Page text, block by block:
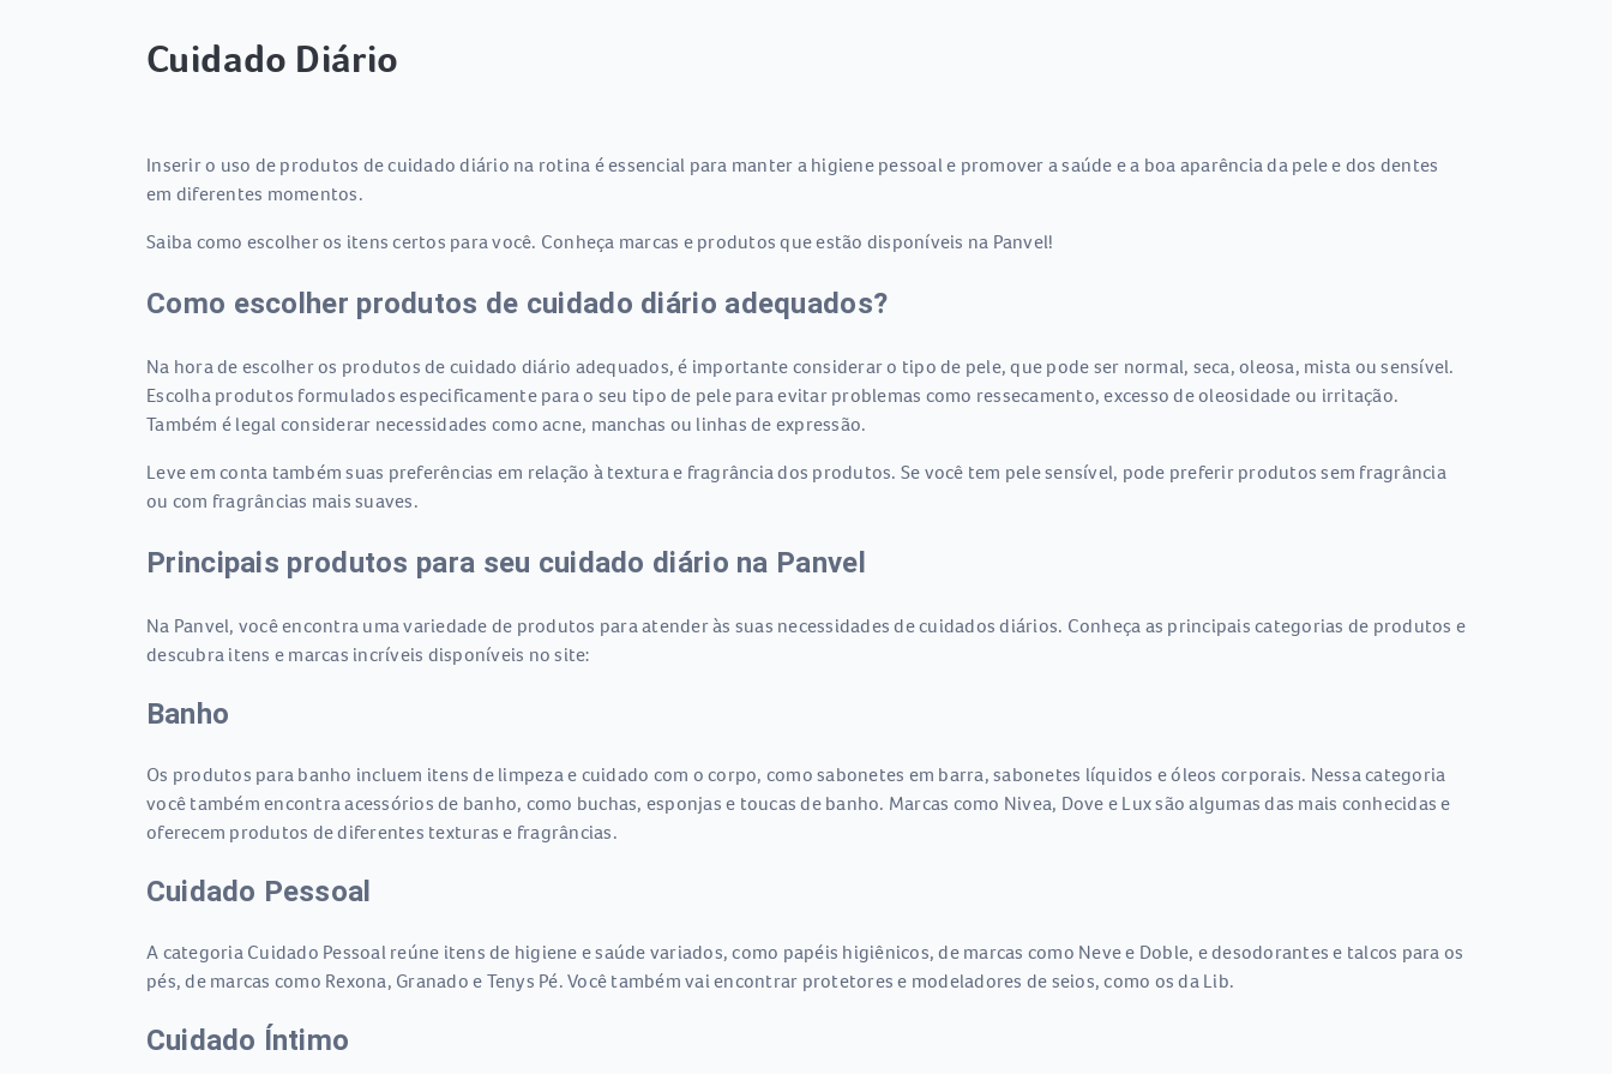
Cuidado Diário
Inserir o uso de produtos de cuidado diário na rotina é essencial para manter a higiene pessoal e promover a saúde e a boa aparência da pele e dos dentes
em diferentes momentos.
Saiba como escolher os itens certos para você. Conheça marcas e produtos que estão disponíveis na Panvel!
Como escolher produtos de cuidado diário adequados?
Na hora de escolher os produtos de cuidado diário adequados, é importante considerar o tipo de pele, que pode ser normal, seca, oleosa, mista ou sensível.
Escolha produtos formulados especificamente para o seu tipo de pele para evitar problemas como ressecamento, excesso de oleosidade ou irritação.
Também é legal considerar necessidades como acne, manchas ou linhas de expressão.
Leve em conta também suas preferências em relação à textura e fragrância dos produtos. Se você tem pele sensível, pode preferir produtos sem fragrância
ou com fragrâncias mais suaves.
Principais produtos para seu cuidado diário na Panvel
Na Panvel, você encontra uma variedade de produtos para atender às suas necessidades de cuidados diários. Conheça as principais categorias de produtos e
descubra itens e marcas incríveis disponíveis no site:
Banho
Os produtos para banho incluem itens de limpeza e cuidado com o corpo, como sabonetes em barra, sabonetes líquidos e óleos corporais. Nessa categoria
você também encontra acessórios de banho, como buchas, esponjas e toucas de banho. Marcas como Nivea, Dove e Lux são algumas das mais conhecidas e
oferecem produtos de diferentes texturas e fragrâncias.
Cuidado Pessoal
A categoria Cuidado Pessoal reúne itens de higiene e saúde variados, como papéis higiênicos, de marcas como Neve e Doble, e desodorantes e talcos para os
pés, de marcas como Rexona, Granado e Tenys Pé. Você também vai encontrar protetores e modeladores de seios, como os da Lib.
Cuidado Íntimo